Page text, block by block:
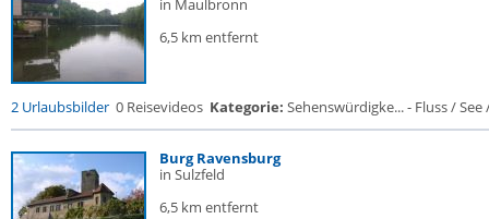
in Maulbronn
6,5 km entfernt
2 Urlaubsbilder 0 Reisevideos Kategorie: Sehenswürdigke... - Fluss / See
Burg Ravensburg
in Sulzfeld
6,5 km entfernt